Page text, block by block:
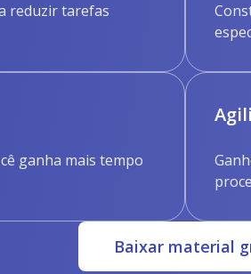
reduzir tarefas
ganha mais tempo
Baixar material